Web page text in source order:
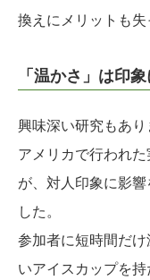
換えにメリットも失
「温かさ」は印
興味深い研究もあり
アメリカで行われ
が、対人印象に影
した。
参加者に短時間だ
いアイスカップを